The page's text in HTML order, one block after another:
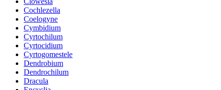
Cochlezella
Coelogyne
Cymbidium
Cyrtochilum
Cyrtocidium
Cyrtogomestele
Dendrobium
Dendrochilum
Dracula